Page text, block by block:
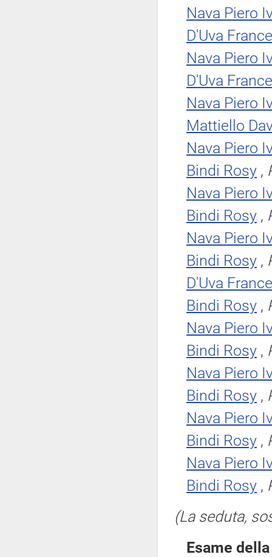
Nava Piero
D'Uva
Nava Piero
D'Uva
Nava Piero
Mattiello
Nava Piero
Bindi Rosy ,
Nava Piero
Bindi Rosy ,
Nava Piero
Bindi Rosy ,
D'Uva
Bindi Rosy ,
Nava Piero
Bindi Rosy ,
Nava Piero
Bindi Rosy ,
Nava Piero
Bindi Rosy ,
Nava Piero
Bindi Rosy ,
(La seduta,
Esame